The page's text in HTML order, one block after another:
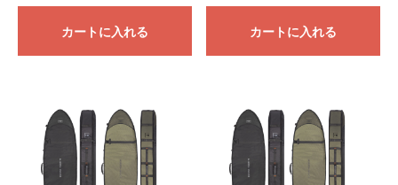
カートに入れる カートに入れる